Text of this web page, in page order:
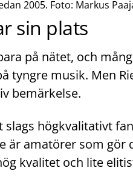
2005. Foto: Markus
sin plats
på nätet, och
tyngre musik. Men
bemärkelse.
högkvalitativt
är amatörer som gör
kvalitet och lite